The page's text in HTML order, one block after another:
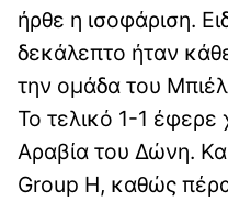
ήρθε η ισοφάριση.
δεκάλεπτο ήταν
την ομάδα του
Το τελικό 1-1
Αραβία του Δώνη.
Group H, καθώς